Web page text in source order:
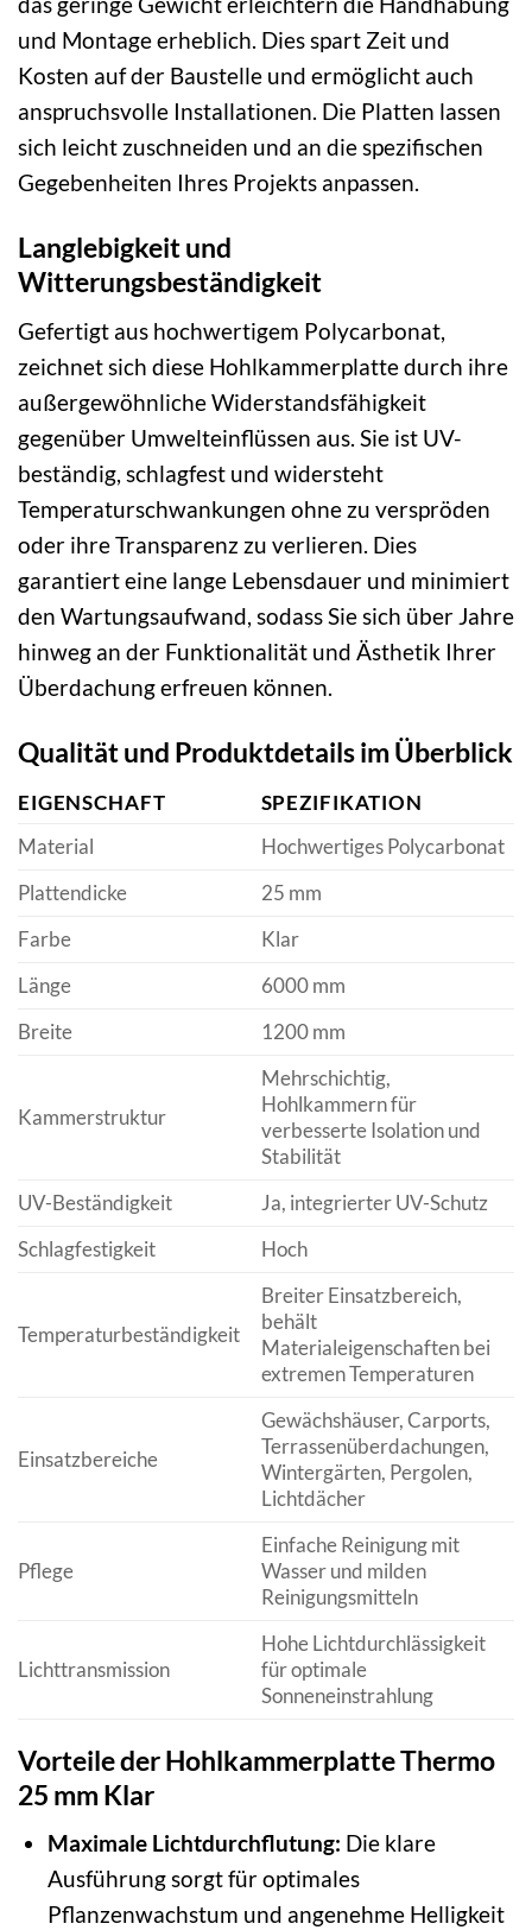
und Montage erheblich. Dies spart Zeit und
Kosten auf der Baustelle und ermöglicht auch
anspruchsvolle Installationen. Die Platten lassen
sich leicht zuschneiden und an die spezifischen
Gegebenheiten Ihres Projekts anpassen.
Langlebigkeit und
Witterungsbeständigkeit
Gefertigt aus hochwertigem Polycarbonat,
zeichnet sich diese Hohlkammerplatte durch ihre
außergewöhnliche Widerstandsfähigkeit
gegenüber Umwelteinflüssen aus. Sie ist UV-
beständig, schlagfest und widersteht
Temperaturschwankungen ohne zu verspröden
oder ihre Transparenz zu verlieren. Dies
garantiert eine lange Lebensdauer und minimiert
den Wartungsaufwand, sodass Sie sich über Jahre
hinweg an der Funktionalität und Ästhetik Ihrer
Überdachung erfreuen können.
Qualität und Produktdetails im Überblick
EIGENSCHAFT
SPEZIFIKATION
Material
Hochwertiges Polycarbonat
Plattendicke
25 mm
Farbe
Klar
Länge
6000 mm
Breite
1200 mm
Kammerstruktur
Mehrschichtig,
Hohlkammern für
verbesserte Isolation und
Stabilität
UV-Beständigkeit
Ja, integrierter UV-Schutz
Schlagfestigkeit
Hoch
Temperaturbeständigkeit
Breiter Einsatzbereich,
behält
Materialeigenschaften bei
extremen Temperaturen
Einsatzbereiche
Gewächshäuser, Carports,
Terrassenüberdachungen,
Wintergärten, Pergolen,
Lichtdächer
Pflege
Einfache Reinigung mit
Wasser und milden
Reinigungsmitteln
Lichttransmission
Hohe Lichtdurchlässigkeit
für optimale
Sonneneinstrahlung
Vorteile der Hohlkammerplatte Thermo
25 mm Klar
Maximale Lichtdurchflutung: Die klare
Ausführung sorgt für optimales
Pflanzenwachstum und angenehme Helligkeit